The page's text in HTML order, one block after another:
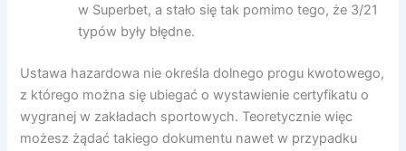
w Superbet, a stało się tak pomimo tego, że 3/21
typów były błędne.
Ustawa hazardowa nie określa dolnego progu kwotowego,
z którego można się ubiegać o wystawienie certyfikatu o
wygranej w zakładach sportowych. Teoretycznie więc
możesz żądać takiego dokumentu nawet w przypadku